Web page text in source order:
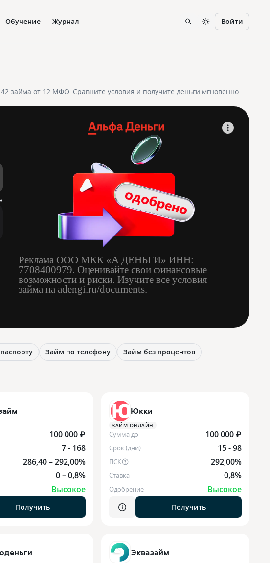
Обучение Журнал Войти
займа от 12 МФО. Сравните условия и получите деньги мгновенно
Реклама ООО МКК «А ДЕНЬГИ» ИНН:
7708400979. Оценивайте свои финансовые
возможности и риски. Изучите все условия
займа на adengi.ru/documents.
Займ по телефону
Займ без процентов
100 000 ₽
7 - 168
286,40 – 292,00%
0 – 0,8%
Высокое
Получить
Юкки
ЗАЙМ ОНЛАЙН
Сумма до 100 000 ₽
Срок (дни) 15 - 98
ПСК 292,00%
Ставка 0,8%
Одобрение Высокое
Получить
Эквазайм